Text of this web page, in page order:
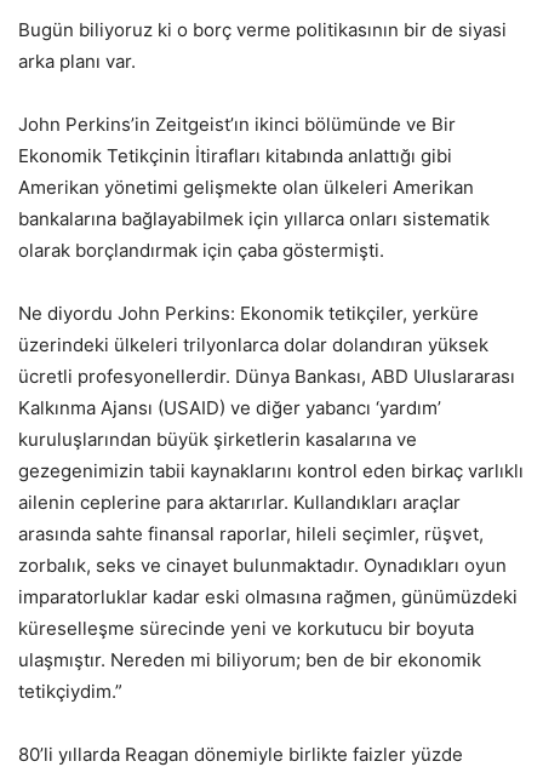
Bugün biliyoruz ki o borç verme politikasının bir de siyasi
arka planı var.
John Perkins’in Zeitgeist’ın ikinci bölümünde ve Bir
Ekonomik Tetikçinin İtirafları kitabında anlattığı gibi
Amerikan yönetimi gelişmekte olan ülkeleri Amerikan
bankalarına bağlayabilmek için yıllarca onları sistematik
olarak borçlandırmak için çaba göstermişti.
Ne diyordu John Perkins: Ekonomik tetikçiler, yerküre
üzerindeki ülkeleri trilyonlarca dolar dolandıran yüksek
ücretli profesyonellerdir. Dünya Bankası, ABD Uluslararası
Kalkınma Ajansı (USAID) ve diğer yabancı ‘yardım’
kuruluşlarından büyük şirketlerin kasalarına ve
gezegenimizin tabii kaynaklarını kontrol eden birkaç varlıklı
ailenin ceplerine para aktarırlar. Kullandıkları araçlar
arasında sahte finansal raporlar, hileli seçimler, rüşvet,
zorbalık, seks ve cinayet bulunmaktadır. Oynadıkları oyun
imparatorluklar kadar eski olmasına rağmen, günümüzdeki
küreselleşme sürecinde yeni ve korkutucu bir boyuta
ulaşmıştır. Nereden mi biliyorum; ben de bir ekonomik
tetikçiydim.”
80’li yıllarda Reagan dönemiyle birlikte faizler yüzde